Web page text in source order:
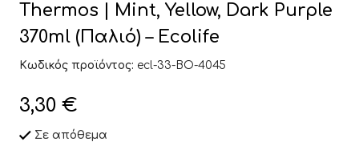
Thermos | Mint, Yellow, Dark Purple
370ml (Παλιό) – Ecolife
Κωδικός προϊόντος: ecl-33-BO-4045
3,30 €
Σε απόθεμα